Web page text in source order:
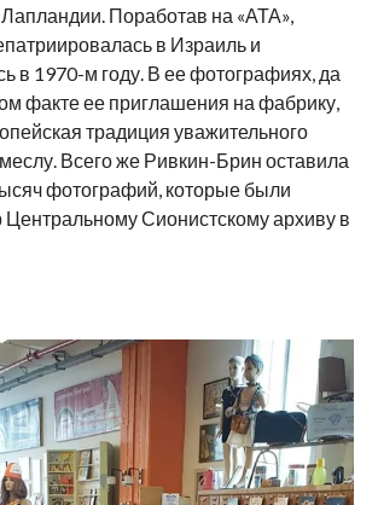
Поработав на «АТА»,
в Израиль и
в 1970-м году. В ее фотографиях, да
факте ее приглашения на фабрику,
традиция уважительного
Всего же Ривкин-Брин оставила
фотографий, которые были
Сионистскому архиву в